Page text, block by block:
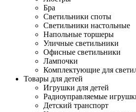
Бра
Светильники споты
Светильники настольные
Напольные торшеры
Уличные светильники
Офисные светильники
Лампочки
Комплектующие для
Товары для детей
Игрушки для детей
Радиоуправляемые
Детский транспорт